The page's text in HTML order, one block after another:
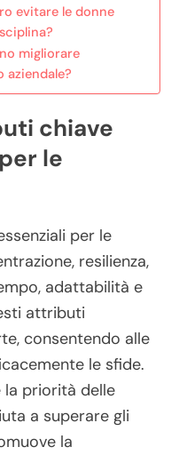
evitare le donne
migliorare
aziendale?
chiave
le
per le
resilienza,
adattabilità e
attributi
consentendo alle
le sfide.
la priorità delle
a superare gli
la